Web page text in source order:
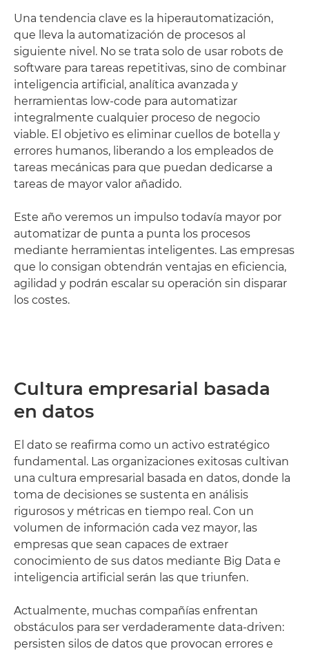
Una tendencia clave es la hiperautomatización,
que lleva la automatización de procesos al
siguiente nivel. No se trata solo de usar robots de
software para tareas repetitivas, sino de combinar
inteligencia artificial, analítica avanzada y
herramientas low-code para automatizar
integralmente cualquier proceso de negocio
viable. El objetivo es eliminar cuellos de botella y
errores humanos, liberando a los empleados de
tareas mecánicas para que puedan dedicarse a
tareas de mayor valor añadido.
Este año veremos un impulso todavía mayor por
automatizar de punta a punta los procesos
mediante herramientas inteligentes. Las empresas
que lo consigan obtendrán ventajas en eficiencia,
agilidad y podrán escalar su operación sin disparar
los costes.
Cultura empresarial basada
en datos
El dato se reafirma como un activo estratégico
fundamental. Las organizaciones exitosas cultivan
una cultura empresarial basada en datos, donde la
toma de decisiones se sustenta en análisis
rigurosos y métricas en tiempo real. Con un
volumen de información cada vez mayor, las
empresas que sean capaces de extraer
conocimiento de sus datos mediante Big Data e
inteligencia artificial serán las que triunfen.
Actualmente, muchas compañías enfrentan
obstáculos para ser verdaderamente data-driven:
persisten silos de datos que provocan errores e